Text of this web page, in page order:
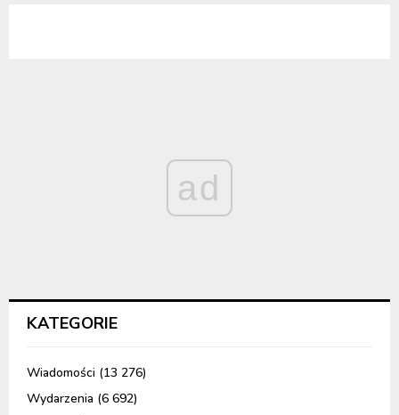
ad
KATEGORIE
Wiadomości (13 276)
Wydarzenia (6 692)